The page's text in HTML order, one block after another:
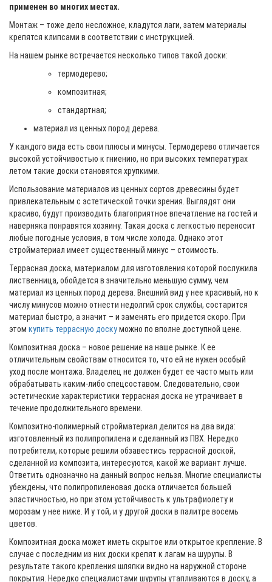
применен во многих местах.
Монтаж – тоже дело несложное, кладутся лаги, затем материалы
крепятся клипсами в соответствии с инструкцией.
На нашем рынке встречается несколько типов такой доски:
термодерево;
композитная;
стандартная;
материал из ценных пород дерева.
У каждого вида есть свои плюсы и минусы. Термодерево отличается
высокой устойчивостью к гниению, но при высоких температурах
летом такие доски становятся хрупкими.
Использование материалов из ценных сортов древесины будет
привлекательным с эстетической точки зрения. Выглядят они
красиво, будут производить благоприятное впечатление на гостей и
наверняка понравятся хозяину. Такая доска с легкостью переносит
любые погодные условия, в том числе холода. Однако этот
стройматериал имеет существенный минус – стоимость.
Террасная доска, материалом для изготовления которой послужила
лиственница, обойдется в значительно меньшую сумму, чем
материал из ценных пород дерева. Внешний вид у нее красивый, но к
числу минусов можно отнести недолгий срок службы, состарится
материал быстро, а значит – и заменять его придется скоро. При
этом купить террасную доскуможно по вполне доступной цене.
Композитная доска – новое решение на наше рынке. К ее
отличительным свойствам относится то, что ей не нужен особый
уход после монтажа. Владелец не должен будет ее часто мыть или
обрабатывать каким-либо спецсоставом. Следовательно, свои
эстетические характеристики террасная доска не утрачивает в
течение продолжительного времени.
Композитно-полимерный стройматериал делится на два вида:
изготовленный из полипропилена и сделанный из ПВХ. Нередко
потребители, которые решили обзавестись террасной доской,
сделанной из композита, интересуются, какой же вариант лучше.
Ответить однозначно на данный вопрос нельзя. Многие специалисты
убеждены, что полипропиленовая доска отличается большей
эластичностью, но при этом устойчивость к ультрафиолету и
морозам у нее ниже. И у той, и у другой доски в палитре восемь
цветов.
Композитная доска может иметь скрытое или открытое крепление. В
случае с последним из них доски крепят к лагам на шурупы. В
результате такого крепления шляпки видно на наружной стороне
покрытия. Нередко специалистами шурупы утапливаются в доску, а